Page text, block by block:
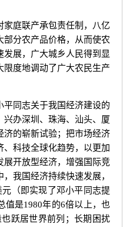
庭联产承包责任制，八亿
分农产品价格，从而使农
展，广大城乡人民得到显
度地调动了广大农民生产
同志关于我国经济建设的
兴办深圳、珠海、汕头、厦
济的崭新试验；把市场经济
科技全球化趋势，以更加
展开放型经济，增强国际竞
我国经济持续快速发展，
（即实现了邓小平同志提
值是1980年的6倍以上，也
跃居世界前列；长期困扰